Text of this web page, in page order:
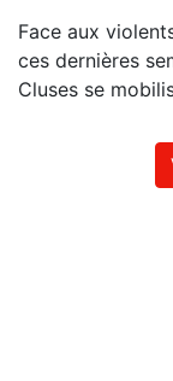
Face aux
ces dernières
Cluses se